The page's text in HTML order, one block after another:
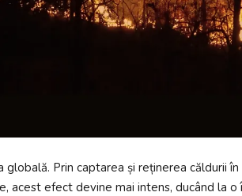
globală. Prin captarea și reținerea
acest efect devine mai intens, ducând la